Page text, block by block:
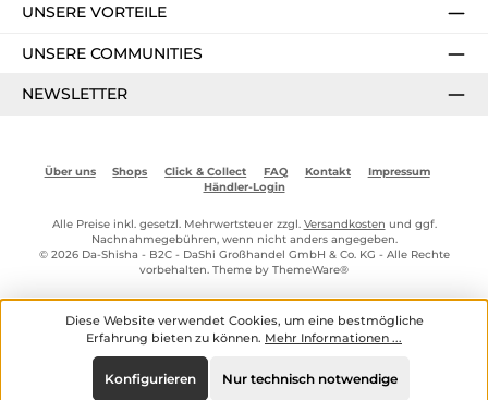
UNSERE VORTEILE
UNSERE COMMUNITIES
NEWSLETTER
Über uns Shops Click & Collect FAQ Kontakt
Impressum
Händler-Login
Alle Preise inkl. gesetzl. Mehrwertsteuer zzgl. Versandkosten und ggf.
Nachnahmegebühren, wenn nicht anders angegeben.
© 2026 Da-Shisha - B2C - DaShi Großhandel GmbH & Co. KG - Alle Rechte
vorbehalten. Theme by ThemeWare®
Diese Website verwendet Cookies, um eine bestmögliche
Erfahrung bieten zu können. Mehr Informationen ...
Nur technisch notwendige
Konfigurieren